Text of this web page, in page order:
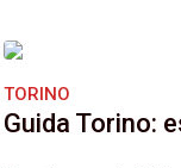
TORINO
Guida Torino: